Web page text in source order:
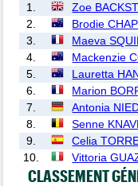
1. Zoe
2.
Brodie
3.
Maeva
4.
Mackenzie
5.
Lauretta
6.
Marion
7.
Antonia
8.
Senne
9.
Celia
10.
Vittoria
CLASSEMENT